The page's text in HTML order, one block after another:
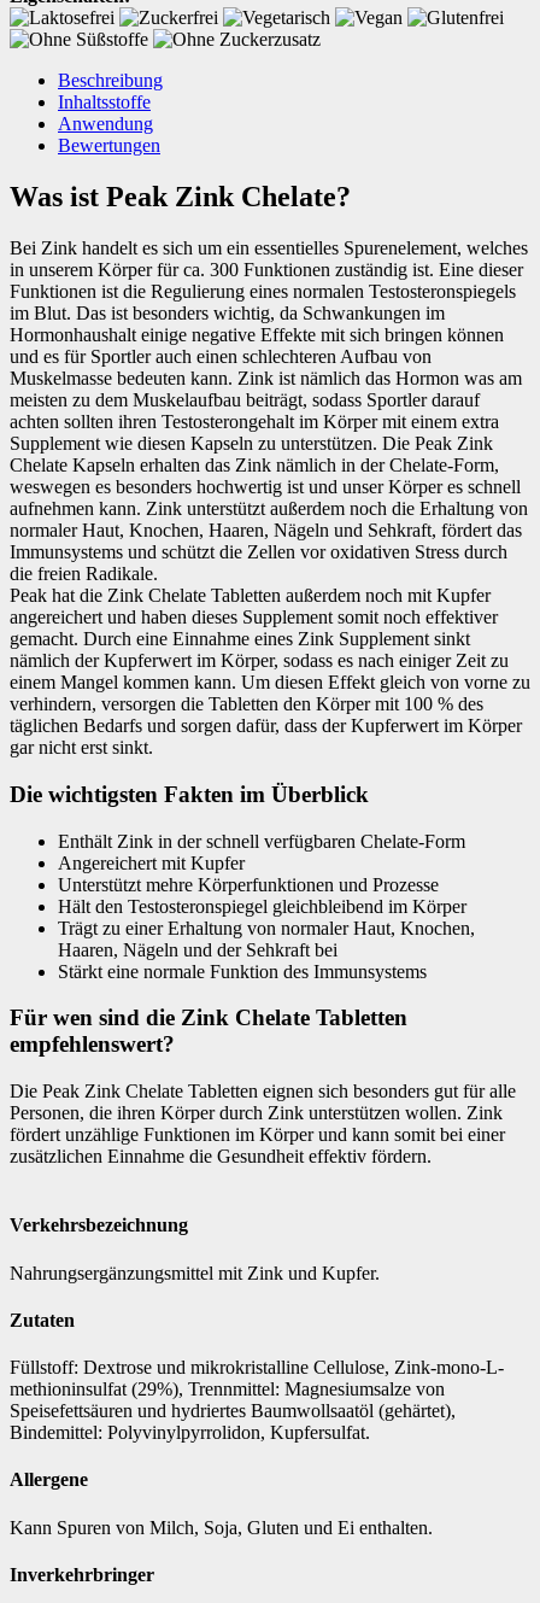
Beschreibung
Inhaltsstoffe
Anwendung
Bewertungen
Was ist Peak Zink Chelate?
Bei Zink handelt es sich um ein essentielles Spurenelement, welches
in unserem Körper für ca. 300 Funktionen zuständig ist. Eine dieser
Funktionen ist die Regulierung eines normalen Testosteronspiegels
im Blut. Das ist besonders wichtig, da Schwankungen im
Hormonhaushalt einige negative Effekte mit sich bringen können
und es für Sportler auch einen schlechteren Aufbau von
Muskelmasse bedeuten kann. Zink ist nämlich das Hormon was am
meisten zu dem Muskelaufbau beiträgt, sodass Sportler darauf
achten sollten ihren Testosterongehalt im Körper mit einem extra
Supplement wie diesen Kapseln zu unterstützen. Die Peak Zink
Chelate Kapseln erhalten das Zink nämlich in der Chelate-Form,
weswegen es besonders hochwertig ist und unser Körper es schnell
aufnehmen kann. Zink unterstützt außerdem noch die Erhaltung von
normaler Haut, Knochen, Haaren, Nägeln und Sehkraft, fördert das
Immunsystems und schützt die Zellen vor oxidativen Stress durch
die freien Radikale.
Peak hat die Zink Chelate Tabletten außerdem noch mit Kupfer
angereichert und haben dieses Supplement somit noch effektiver
gemacht. Durch eine Einnahme eines Zink Supplement sinkt
nämlich der Kupferwert im Körper, sodass es nach einiger Zeit zu
einem Mangel kommen kann. Um diesen Effekt gleich von vorne zu
verhindern, versorgen die Tabletten den Körper mit 100 % des
täglichen Bedarfs und sorgen dafür, dass der Kupferwert im Körper
gar nicht erst sinkt.
Die wichtigsten Fakten im Überblick
Enthält Zink in der schnell verfügbaren Chelate-Form
Angereichert mit Kupfer
Unterstützt mehre Körperfunktionen und Prozesse
Hält den Testosteronspiegel gleichbleibend im Körper
Trägt zu einer Erhaltung von normaler Haut, Knochen,
Haaren, Nägeln und der Sehkraft bei
Stärkt eine normale Funktion des Immunsystems
Für wen sind die Zink Chelate Tabletten
empfehlenswert?
Die Peak Zink Chelate Tabletten eignen sich besonders gut für alle
Personen, die ihren Körper durch Zink unterstützen wollen. Zink
fördert unzählige Funktionen im Körper und kann somit bei einer
zusätzlichen Einnahme die Gesundheit effektiv fördern.
Verkehrsbezeichnung
Nahrungsergänzungsmittel mit Zink und Kupfer.
Zutaten
Füllstoff: Dextrose und mikrokristalline Cellulose, Zink-mono-L-
methioninsulfat (29%), Trennmittel: Magnesiumsalze von
Speisefettsäuren und hydriertes Baumwollsaatöl (gehärtet),
Bindemittel: Polyvinylpyrrolidon, Kupfersulfat.
Allergene
Kann Spuren von Milch, Soja, Gluten und Ei enthalten.
Inverkehrbringer